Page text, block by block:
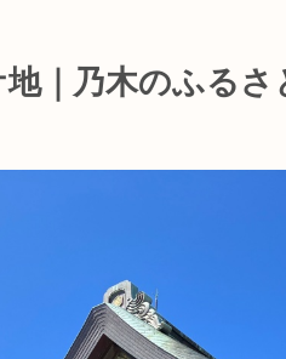
｜乃木のふる